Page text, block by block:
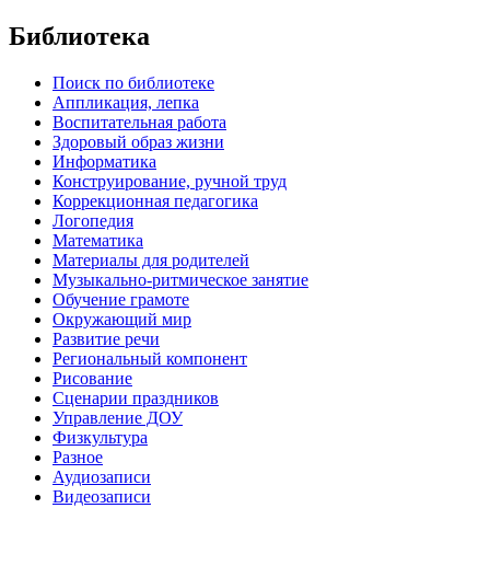
Библиотека
Поиск по библиотеке
Аппликация, лепка
Воспитательная работа
Здоровый образ жизни
Информатика
Конструирование, ручной труд
Коррекционная педагогика
Логопедия
Математика
Материалы для родителей
Музыкально-ритмическое занятие
Обучение грамоте
Окружающий мир
Развитие речи
Региональный компонент
Рисование
Сценарии праздников
Управление ДОУ
Физкультура
Разное
Аудиозаписи
Видеозаписи